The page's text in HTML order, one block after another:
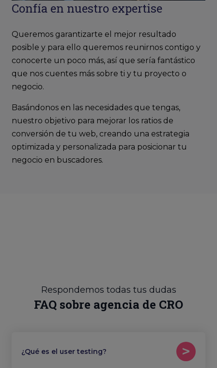
Confía en nuestro expertise
Queremos garantizarte el mejor resultado
posible y para ello queremos reunirnos contigo y
conocerte un poco más, así que sería fantástico
que nos cuentes más sobre ti y tu proyecto o
negocio.
Basándonos en las necesidades que tengas,
nuestro objetivo para mejorar los ratios de
conversión de tu web, creando una estrategia
optimizada y personalizada para posicionar tu
negocio en buscadores.
Respondemos todas tus dudas
FAQ sobre agencia de CRO
¿Qué es el user testing?